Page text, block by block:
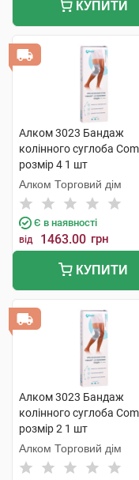
КУПИТИ
Алком 3023 Бандаж
колінного суглоба
розмір 4 1 шт
Алком Торговий дім
Є в наявності
від 1463.00 грн
КУПИТИ
Алком 3023 Бандаж
колінного суглоба
розмір 2 1 шт
Алком Торговий дім